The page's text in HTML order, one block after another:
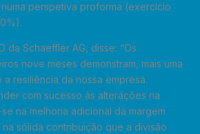
perspetiva proforma (exercício
da Schaeffler AG, disse: “Os
nove meses demonstram, mais uma
resiliência da nossa empresa.
com sucesso às alterações na
na melhoria adicional da margem
na sólida contribuição que a divisão